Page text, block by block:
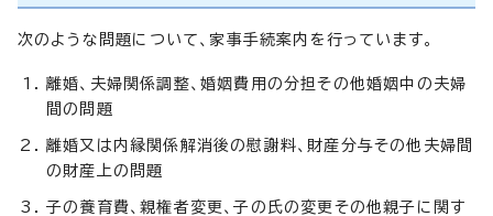
次のような問題について、家事手続案内を行っています。
離婚、夫婦関係調整、婚姻費用の分担その他婚姻中の夫婦
間の問題
離婚又は内縁関係解消後の慰謝料、財産分与その他夫婦間
の財産上の問題
子の養育費、親権者変更、子の氏の変更その他親子に関す